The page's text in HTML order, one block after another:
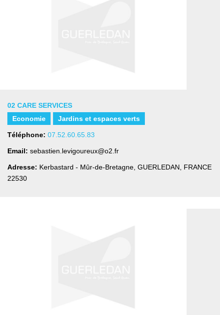
02 CARE SERVICES
Economie
Jardins et espaces verts
Téléphone: 07.52.60.65.83
Email: sebastien.levigoureux@o2.fr
Adresse: Kerbastard - Mûr-de-Bretagne GUERLEDAN, FRANCE
22530